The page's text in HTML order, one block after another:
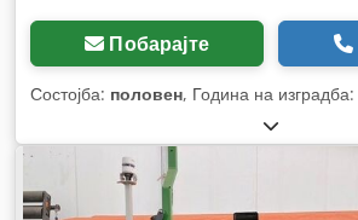
Побарајте
Состојба: половен, Година на изградба: